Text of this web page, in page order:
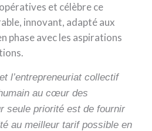
et célèbre ce
innovant, adapté aux
phase avec les aspirations
l’entrepreneuriat collectif
au cœur des
seule priorité est de fournir
au meilleur tarif possible en